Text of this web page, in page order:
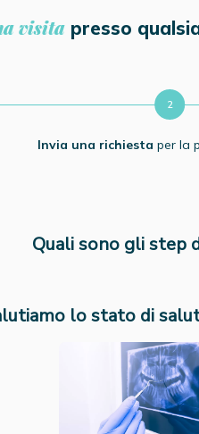
visita presso
Invia una richiesta per la
Quali sono gli step
lo stato di